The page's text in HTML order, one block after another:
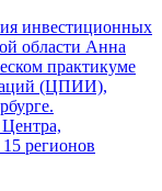
инвестиционных
области Анна
практикуме
(ЦПИИ),
регионов